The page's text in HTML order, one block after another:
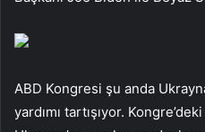
ABD Kongresi şu anda
yardımı tartışıyor.